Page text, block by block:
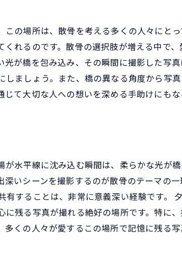
の場所は、散骨を考える多くの人々にと
れるのです。散骨の選択肢が増える中で
が橋を包み込み、その瞬間に撮影した写
ましょう。また、橋の異なる角度から写
て大切な人への想いを深める手助けにもな
水平線に沈み込む瞬間は、柔らかな光が
いシーンを撮影するのが散骨のテーマの
することは、非常に意義深い経験です。
残る写真が撮れる絶好の場所です。特に
くの人々が愛するこの場所で記憶に残る